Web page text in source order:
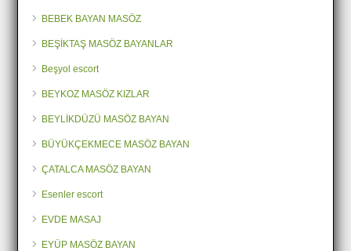
BEBEK BAYAN MASÖZ
BEŞİKTAŞ MASÖZ BAYANLAR
Beşyol escort
BEYKOZ MASÖZ KIZLAR
BEYLİKDÜZÜ MASÖZ BAYAN
BÜYÜKÇEKMECE MASÖZ BAYAN
ÇATALCA MASÖZ BAYAN
Esenler escort
EVDE MASAJ
EYÜP MASÖZ BAYAN